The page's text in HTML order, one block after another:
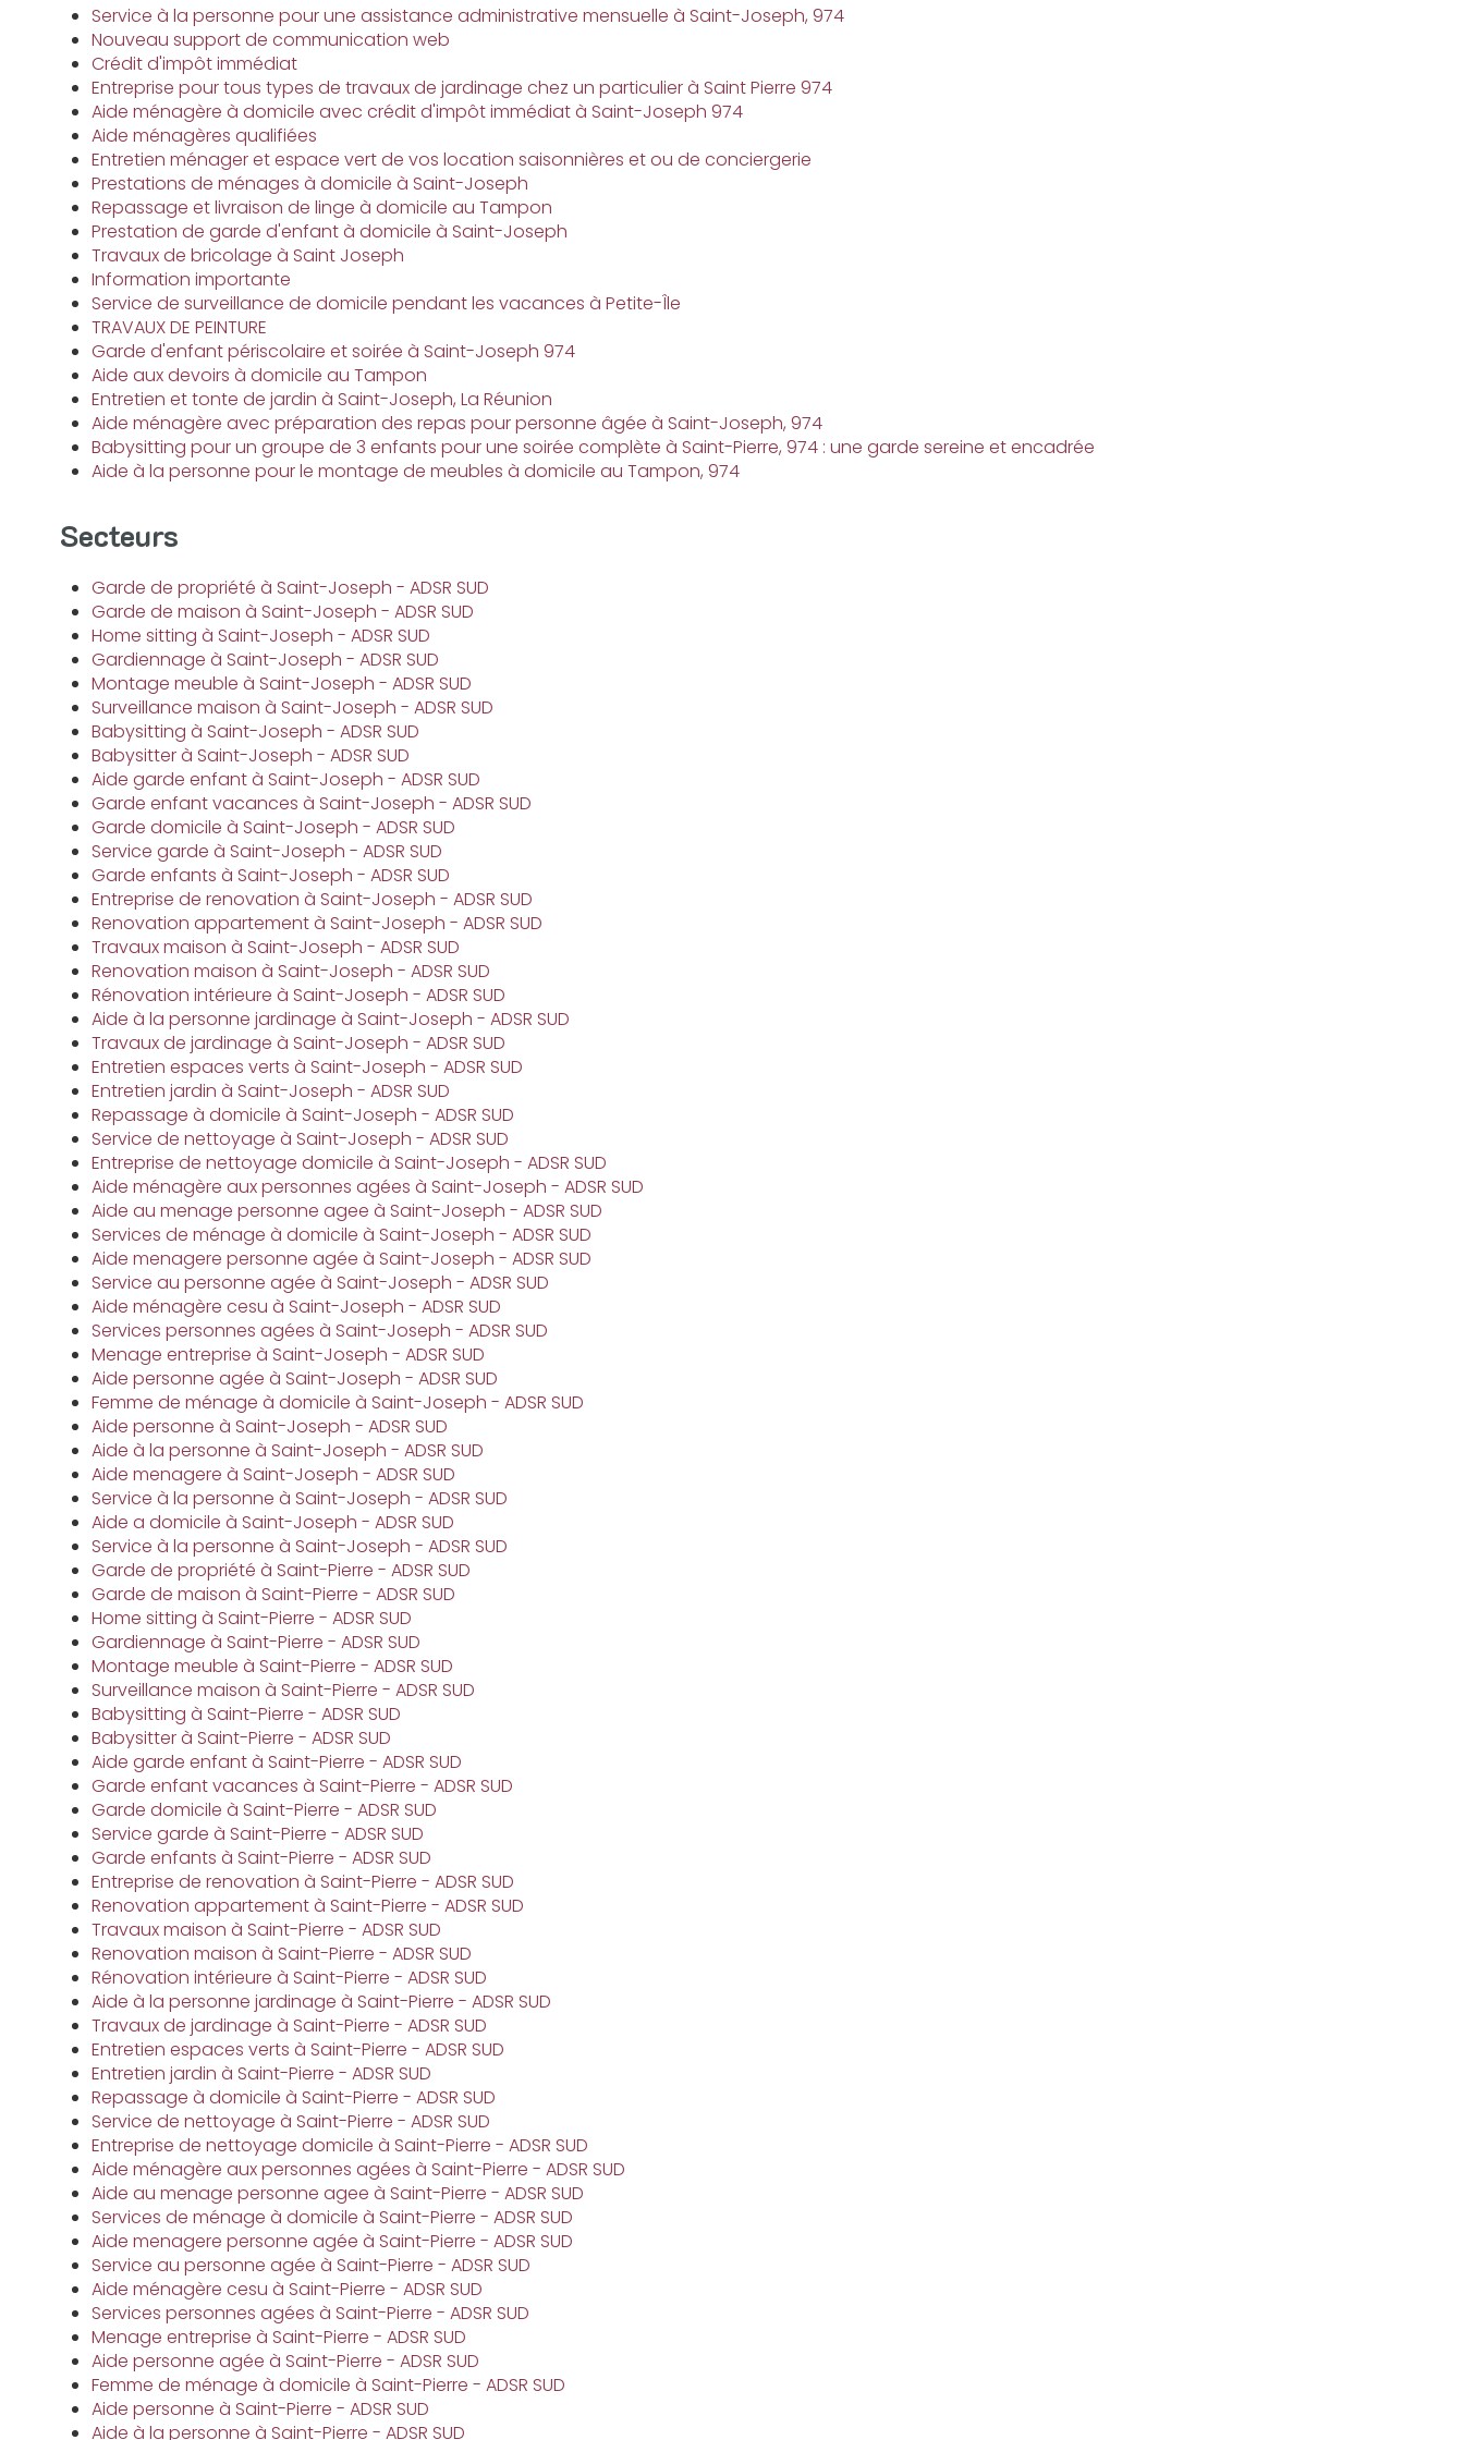
Service à la personne pour une assistance administrative mensuelle à Saint-Joseph, 974
Nouveau support de communication web
Crédit d'impôt immédiat
Entreprise pour tous types de travaux de jardinage chez un particulier à Saint Pierre 974
Aide ménagère à domicile avec crédit d'impôt immédiat à Saint-Joseph 974
Aide ménagères qualifiées
Entretien ménager et espace vert de vos location saisonnières et ou de conciergerie
Prestations de ménages à domicile à Saint-Joseph
Repassage et livraison de linge à domicile au Tampon
Prestation de garde d'enfant à domicile à Saint-Joseph
Travaux de bricolage à Saint Joseph
Information importante
Service de surveillance de domicile pendant les vacances à Petite-Île
TRAVAUX DE PEINTURE
Garde d'enfant périscolaire et soirée à Saint-Joseph 974
Aide aux devoirs à domicile au Tampon
Entretien et tonte de jardin à Saint-Joseph, La Réunion
Aide ménagère avec préparation des repas pour personne âgée à Saint-Joseph, 974
Babysitting pour un groupe de 3 enfants pour une soirée complète à Saint-Pierre, 974 : une garde sereine et encadrée
Aide à la personne pour le montage de meubles à domicile au Tampon, 974
Secteurs
Garde de propriété à Saint-Joseph - ADSR SUD
Garde de maison à Saint-Joseph - ADSR SUD
Home sitting à Saint-Joseph - ADSR SUD
Gardiennage à Saint-Joseph - ADSR SUD
Montage meuble à Saint-Joseph - ADSR SUD
Surveillance maison à Saint-Joseph - ADSR SUD
Babysitting à Saint-Joseph - ADSR SUD
Babysitter à Saint-Joseph - ADSR SUD
Aide garde enfant à Saint-Joseph - ADSR SUD
Garde enfant vacances à Saint-Joseph - ADSR SUD
Garde domicile à Saint-Joseph - ADSR SUD
Service garde à Saint-Joseph - ADSR SUD
Garde enfants à Saint-Joseph - ADSR SUD
Entreprise de renovation à Saint-Joseph - ADSR SUD
Renovation appartement à Saint-Joseph - ADSR SUD
Travaux maison à Saint-Joseph - ADSR SUD
Renovation maison à Saint-Joseph - ADSR SUD
Rénovation intérieure à Saint-Joseph - ADSR SUD
Aide à la personne jardinage à Saint-Joseph - ADSR SUD
Travaux de jardinage à Saint-Joseph - ADSR SUD
Entretien espaces verts à Saint-Joseph - ADSR SUD
Entretien jardin à Saint-Joseph - ADSR SUD
Repassage à domicile à Saint-Joseph - ADSR SUD
Service de nettoyage à Saint-Joseph - ADSR SUD
Entreprise de nettoyage domicile à Saint-Joseph - ADSR SUD
Aide ménagère aux personnes agées à Saint-Joseph - ADSR SUD
Aide au menage personne agee à Saint-Joseph - ADSR SUD
Services de ménage à domicile à Saint-Joseph - ADSR SUD
Aide menagere personne agée à Saint-Joseph - ADSR SUD
Service au personne agée à Saint-Joseph - ADSR SUD
Aide ménagère cesu à Saint-Joseph - ADSR SUD
Services personnes agées à Saint-Joseph - ADSR SUD
Menage entreprise à Saint-Joseph - ADSR SUD
Aide personne agée à Saint-Joseph - ADSR SUD
Femme de ménage à domicile à Saint-Joseph - ADSR SUD
Aide personne à Saint-Joseph - ADSR SUD
Aide à la personne à Saint-Joseph - ADSR SUD
Aide menagere à Saint-Joseph - ADSR SUD
Service à la personne à Saint-Joseph - ADSR SUD
Aide a domicile à Saint-Joseph - ADSR SUD
Service à la personne à Saint-Joseph - ADSR SUD
Garde de propriété à Saint-Pierre - ADSR SUD
Garde de maison à Saint-Pierre - ADSR SUD
Home sitting à Saint-Pierre - ADSR SUD
Gardiennage à Saint-Pierre - ADSR SUD
Montage meuble à Saint-Pierre - ADSR SUD
Surveillance maison à Saint-Pierre - ADSR SUD
Babysitting à Saint-Pierre - ADSR SUD
Babysitter à Saint-Pierre - ADSR SUD
Aide garde enfant à Saint-Pierre - ADSR SUD
Garde enfant vacances à Saint-Pierre - ADSR SUD
Garde domicile à Saint-Pierre - ADSR SUD
Service garde à Saint-Pierre - ADSR SUD
Garde enfants à Saint-Pierre - ADSR SUD
Entreprise de renovation à Saint-Pierre - ADSR SUD
Renovation appartement à Saint-Pierre - ADSR SUD
Travaux maison à Saint-Pierre - ADSR SUD
Renovation maison à Saint-Pierre - ADSR SUD
Rénovation intérieure à Saint-Pierre - ADSR SUD
Aide à la personne jardinage à Saint-Pierre - ADSR SUD
Travaux de jardinage à Saint-Pierre - ADSR SUD
Entretien espaces verts à Saint-Pierre - ADSR SUD
Entretien jardin à Saint-Pierre - ADSR SUD
Repassage à domicile à Saint-Pierre - ADSR SUD
Service de nettoyage à Saint-Pierre - ADSR SUD
Entreprise de nettoyage domicile à Saint-Pierre - ADSR SUD
Aide ménagère aux personnes agées à Saint-Pierre - ADSR SUD
Aide au menage personne agee à Saint-Pierre - ADSR SUD
Services de ménage à domicile à Saint-Pierre - ADSR SUD
Aide menagere personne agée à Saint-Pierre - ADSR SUD
Service au personne agée à Saint-Pierre - ADSR SUD
Aide ménagère cesu à Saint-Pierre - ADSR SUD
Services personnes agées à Saint-Pierre - ADSR SUD
Menage entreprise à Saint-Pierre - ADSR SUD
Aide personne agée à Saint-Pierre - ADSR SUD
Femme de ménage à domicile à Saint-Pierre - ADSR SUD
Aide personne à Saint-Pierre - ADSR SUD
Aide à la personne à Saint-Pierre - ADSR SUD